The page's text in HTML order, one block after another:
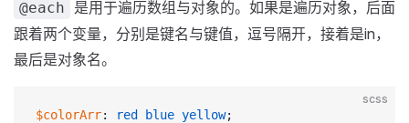
@each
是用于遍历数组与对象的。如果是遍历对象，后面
跟着两个变量，分别是键名与键值，逗号隔开，接着是in，
最后是对象名。
scss
$colorArr: red blue yellow;